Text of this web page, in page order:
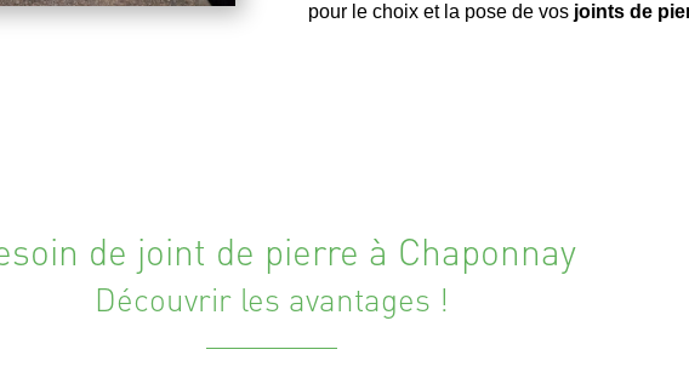
pour le choix et la pose de vos joints de
de joint de pierre à Chaponnay
Découvrir les avantages !